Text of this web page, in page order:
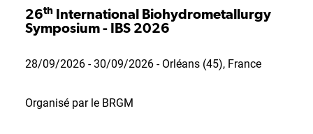
26th International Biohydrometallurgy
Symposium - IBS 2026
28/09/2026 - 30/09/2026 - Orléans (45), France
Organisé par le BRGM